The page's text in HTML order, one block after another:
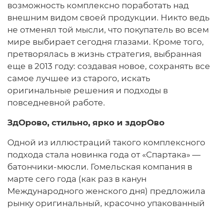
возможность комплексно поработать над
внешним видом своей продукции. Никто ведь
не отменял той мысли, что покупатель во всем
мире выбирает сегодня глазами. Кроме того,
претворялась в жизнь стратегия, выбранная
еще в 2013 году: создавая новое, сохранять все
самое лучшее из старого, искать
оригинальные решения и подходы в
повседневной работе.
ЗдОрово, стильно, ярко и здорОво
Одной из иллюстраций такого комплексного
подхода стала новинка года от «Спартака» —
батончики-мюсли. Гомельская компания в
марте сего года (как раз в канун
Международного женского дня) предложила
рынку оригинальный, красочно упакованный